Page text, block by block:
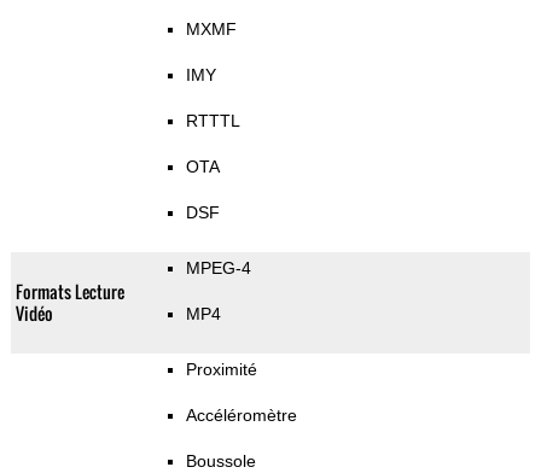
MXMF
IMY
RTTTL
OTA
DSF
Formats Lecture
Vidéo
MPEG-4
MP4
Proximité
Accéléromètre
Boussole